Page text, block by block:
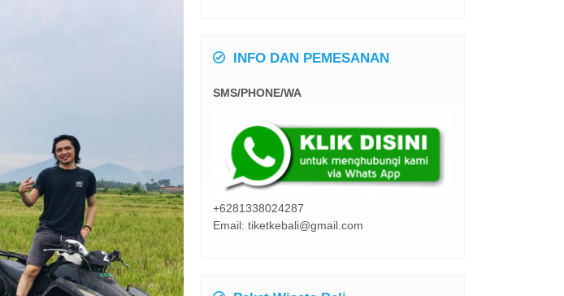
INFO DAN PEMESANAN
SMS/PHONE/WA
+6281338024287
Email: tiketkebali@gmail.com